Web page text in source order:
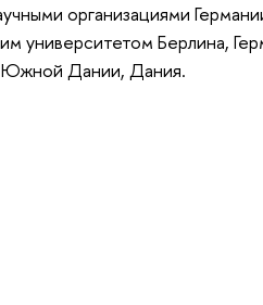
организациями
университетом Берлина,
Южной Дании, Дания.